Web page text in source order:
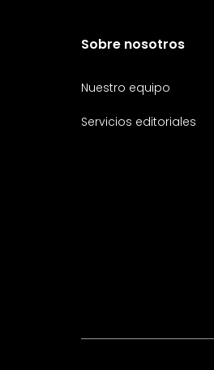
Sobre nosotros
Nuestro equipo
Servicios editoriales